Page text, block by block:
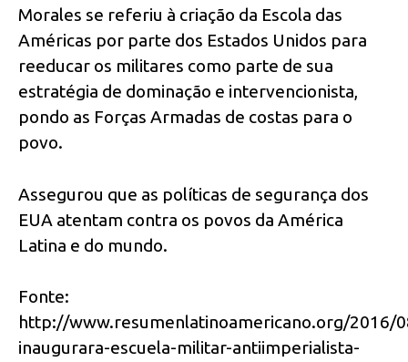
Morales se referiu à criação da Escola das
Américas por parte dos Estados Unidos para
reeducar os militares como parte de sua
estratégia de dominação e intervencionista,
pondo as Forças Armadas de costas para o
povo.
Assegurou que as políticas de segurança dos
EUA atentam contra os povos da América
Latina e do mundo.
Fonte:
http://www.resumenlatinoamericano.org/2016/
inaugurara-escuela-militar-antiimperialista-